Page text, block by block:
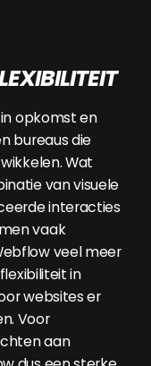
opkomst en
bureaus die
Wat
van visuele
interacties
vaak
veel meer
in
websites er
Voor
aan